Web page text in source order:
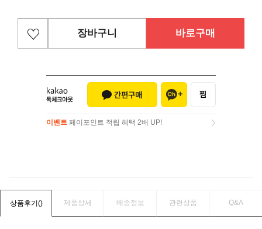
장바구니 바로구매
이벤트 페이포인트 적립 혜택 2배 UP!
상품후기() 제품상세 배송정보 관련상품 Q&A